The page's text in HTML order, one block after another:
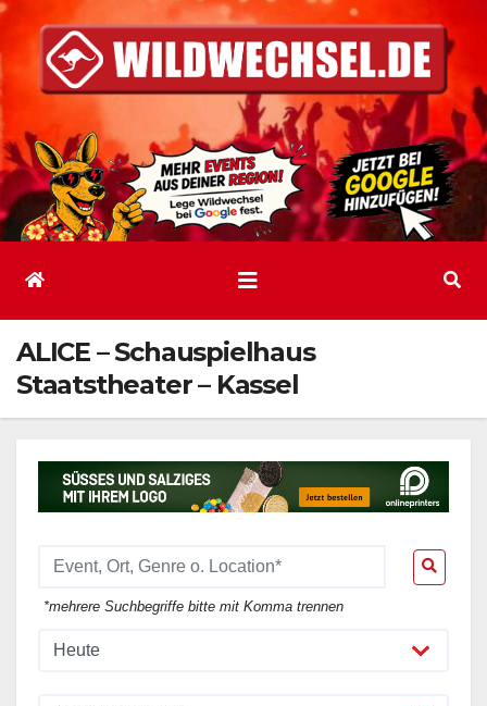
Inhalt
springen
ALICE – Schauspielhaus
Staatstheater – Kassel
*mehrere Suchbegriffe bitte mit Komma trennen